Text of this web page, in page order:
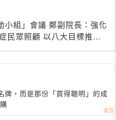
小組」會議 鄭副院長：強化
民眾照顧 以八大目標推動
牌，而是那份「買得聰明」的成